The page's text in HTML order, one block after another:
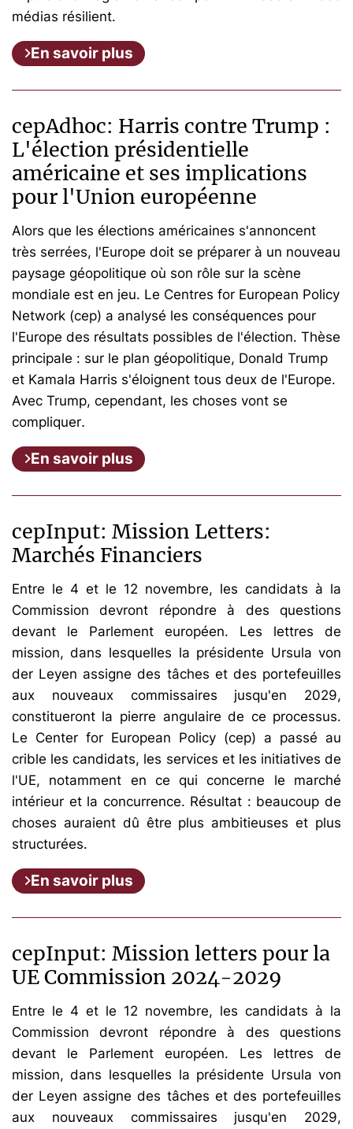
médias résilient.
En savoir plus
cepAdhoc: Harris contre Trump :
L'élection présidentielle
américaine et ses implications
pour l'Union européenne
Alors que les élections américaines s'annoncent
très serrées, l'Europe doit se préparer à un nouveau
paysage géopolitique où son rôle sur la scène
mondiale est en jeu. Le Centres for European Policy
Network (cep) a analysé les conséquences pour
l'Europe des résultats possibles de l'élection. Thèse
principale : sur le plan géopolitique, Donald Trump
et Kamala Harris s'éloignent tous deux de l'Europe.
Avec Trump, cependant, les choses vont se
compliquer.
En savoir plus
cepInput: Mission Letters:
Marchés Financiers
Entre le 4 et le 12 novembre, les candidats à la
Commission devront répondre à des questions
devant le Parlement européen. Les lettres de
mission, dans lesquelles la présidente Ursula von
der Leyen assigne des tâches et des portefeuilles
aux nouveaux commissaires jusqu'en 2029,
constitueront la pierre angulaire de ce processus.
Le Center for European Policy (cep) a passé au
crible les candidats, les services et les initiatives de
l'UE, notamment en ce qui concerne le marché
intérieur et la concurrence. Résultat : beaucoup de
choses auraient dû être plus ambitieuses et plus
structurées.
En savoir plus
cepInput: Mission letters pour la
UE Commission 2024-2029
Entre le 4 et le 12 novembre, les candidats à la
Commission devront répondre à des questions
devant le Parlement européen. Les lettres de
mission, dans lesquelles la présidente Ursula von
der Leyen assigne des tâches et des portefeuilles
aux nouveaux commissaires jusqu'en 2029,